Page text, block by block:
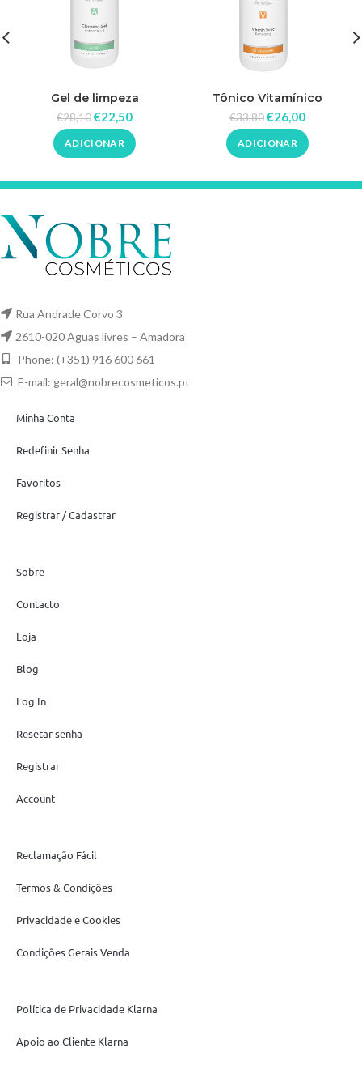
Gel de limpeza
antibacteriano 500ml –
Norel
€28,10€22,50
ADICIONAR
Tônico Vitamínico
Iluminador 500ml – Norel
€33,80€26,00
ADICIONAR
Rua Andrade Corvo 3
2610-020 Aguas livres – Amadora
Phone: (+351) 916 600 661
E-mail: geral@nobrecosmeticos.pt
Minha Conta
Redefinir Senha
Favoritos
Registrar / Cadastrar
Sobre
Contacto
Loja
Blog
Log In
Resetar senha
Registrar
Account
Reclamação Fácil
Termos & Condições
Privacidade e Cookies
Condições Gerais Venda
Política de Privacidade Klarna
Apoio ao Cliente Klarna